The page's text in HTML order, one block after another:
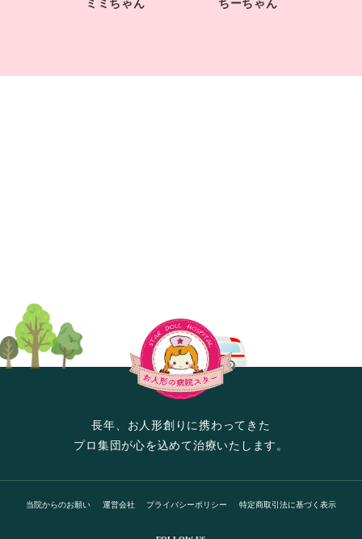
ミミちゃん ちーちゃん
長年、お人形創りに携わってきた
プロ集団が心を込めて治療いたします。
当院からのお願い 運営会社 プライバシーポリシー 特定商取引法に基づく表示